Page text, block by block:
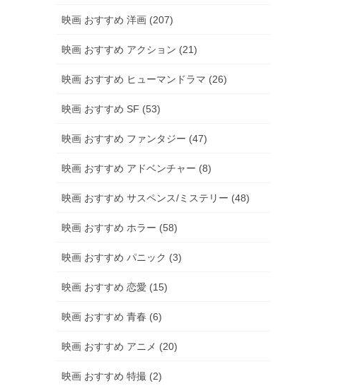
映画 おすすめ 洋画 (207)
映画 おすすめ アクション (21)
映画 おすすめ ヒューマンドラマ (26)
映画 おすすめ SF (53)
映画 おすすめ ファンタジー (47)
映画 おすすめ アドベンチャー (8)
映画 おすすめ サスペンス/ミステリー (48)
映画 おすすめ ホラー (58)
映画 おすすめ パニック (3)
映画 おすすめ 恋愛 (15)
映画 おすすめ 青春 (6)
映画 おすすめ アニメ (20)
映画 おすすめ 特撮 (2)